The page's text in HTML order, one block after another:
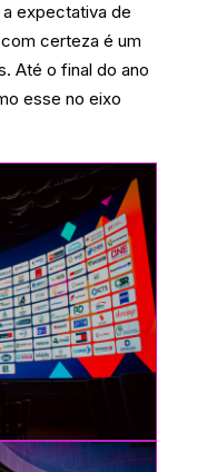
expectativa de
certeza é um
Até o final do ano
esse no eixo